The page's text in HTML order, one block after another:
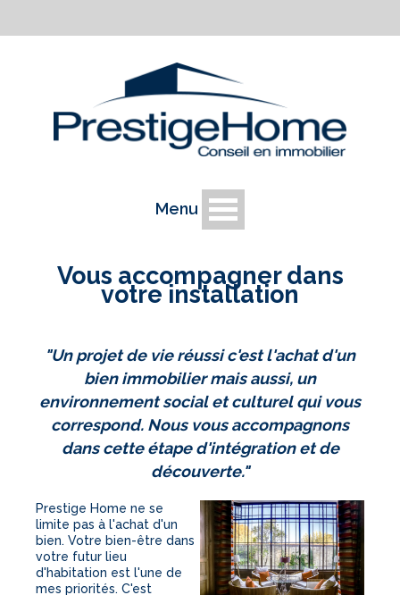
Menu
Vous accompagner dans
votre installation
"Un projet de vie réussi c'est l'achat d'un
bien immobilier mais aussi, un
environnement social et culturel qui vous
correspond. Nous vous accompagnons
dans cette étape d'intégration et de
découverte."
Prestige Home ne se
limite pas à l'achat d'un
bien. Votre bien-être dans
votre futur lieu
d'habitation est l'une de
mes priorités. C'est